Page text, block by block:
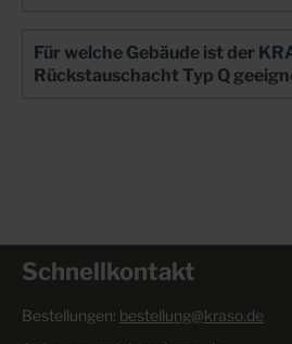
Für welche Gebäude ist der
Rückstauschacht Typ Q
Schnellkontakt
Bestellungen: bestellung@kraso.de